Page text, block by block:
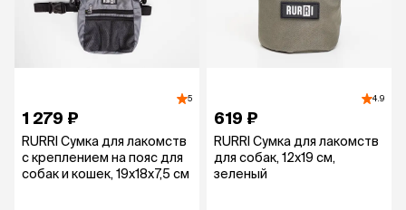
5
1 279 ₽
RURRI Сумка для лакомств
с креплением на пояс для
собак и кошек, 19х18х7,5 см
4.9
619 ₽
RURRI Сумка для лакомств
для собак, 12х19 см,
зеленый